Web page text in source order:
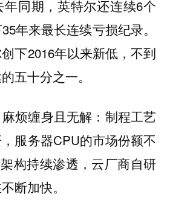
同期，英特尔还连续6个
年来最长连续亏损纪录。
下2016年以来新低，不到
五十分之一。
烦缠身且无解：制程工艺
服务器CPU的市场份额不
构持续渗透，云厂商自研
断加快。